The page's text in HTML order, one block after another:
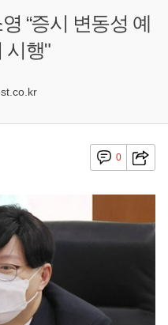
“증시 변동성 예
시행"
0